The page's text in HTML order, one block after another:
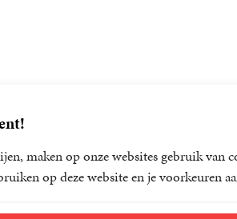
maken op onze websites gebruik van
op deze website en je voorkeuren